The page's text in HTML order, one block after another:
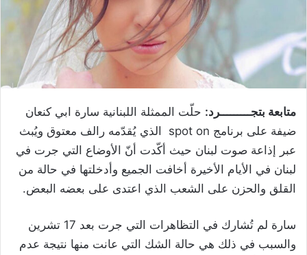
متابعة بتجـــــــــرد: حلّت الممثلة اللبنانية سارة ابي كنعان
ضيفة على برنامج spot on الذي يُقدّمه رالف معتوق ويُبث
عبر إذاعة صوت لبنان حيث أكّدت أنّ الأوضاع التي جرت في
لبنان في الأيام الأخيرة أخافت الجميع وأدخلتها في حالة من
القلق والحزن على الشعب الذي اعتدى على بعضه البعض.
سارة لم تُشارك في التظاهرات التي جرت بعد 17 تشرين
والسبب في ذلك هي حالة الشك التي عانت منها نتيجة عدم